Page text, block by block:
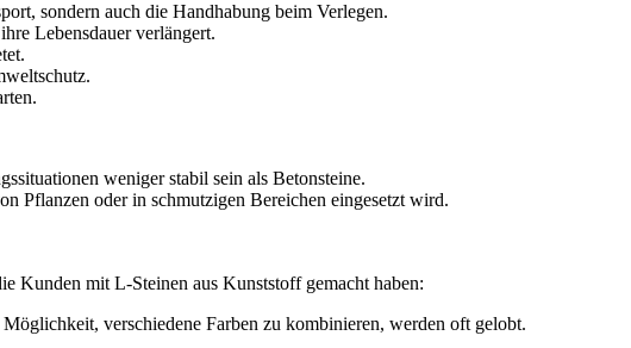
sondern auch die Handhabung beim Verlegen.
Lebensdauer verlängert.
weniger stabil sein als Betonsteine.
Pflanzen oder in schmutzigen Bereichen eingesetzt wird.
Kunden mit L-Steinen aus Kunststoff gemacht haben:
verschiedene Farben zu kombinieren, werden oft gelobt.